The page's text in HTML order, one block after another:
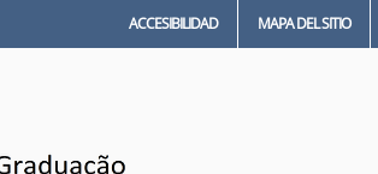
ACCESIBILIDAD MAPA DEL SITIO